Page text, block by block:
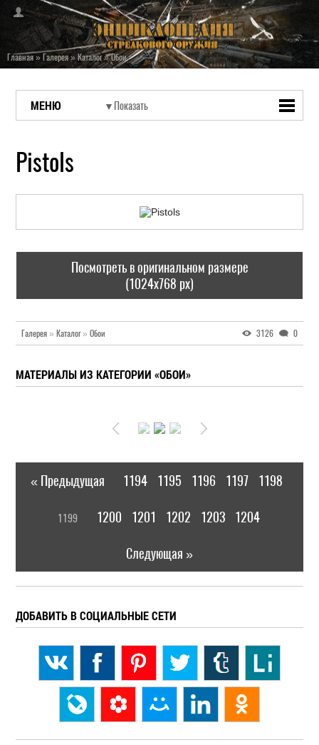
Главная»Галерея»Каталог»Обои
МЕНЮ
Pistols
Посмотреть в оригинальном размере
(1024x768 px)
Галерея » Каталог» Обои 3126 0
МАТЕРИАЛЫ ИЗ КАТЕГОРИИ «ОБОИ»
« Предыдущая 1194 1195 1196 1197 1198
1199 1200 1201 1202 1203 1204
Следующая »
ДОБАВИТЬ В СОЦИАЛЬНЫЕ СЕТИ